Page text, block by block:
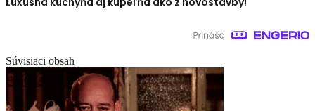
Súvisiaci obsah